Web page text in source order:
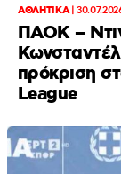
ΑΘΛΗΤΙΚΑ|
ΠΑΟΚ –
πρόκριση
League